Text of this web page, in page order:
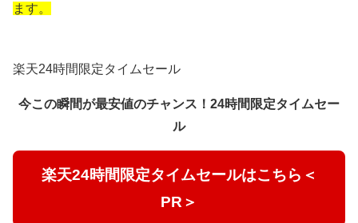
ます。
楽天24時間限定タイムセール
今この瞬間が最安値のチャンス！24時間限定タイムセー
ル
楽天24時間限定タイムセールはこちら＜
PR＞